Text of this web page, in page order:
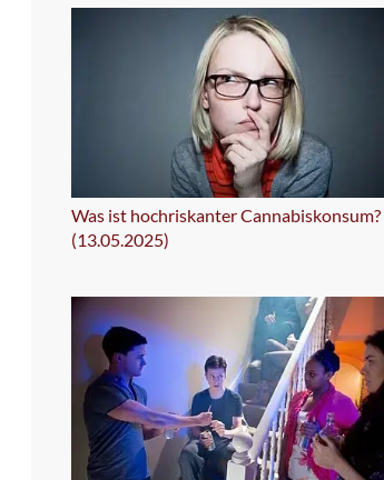
Was ist hochriskanter Cannabiskonsum?
(13.05.2025)